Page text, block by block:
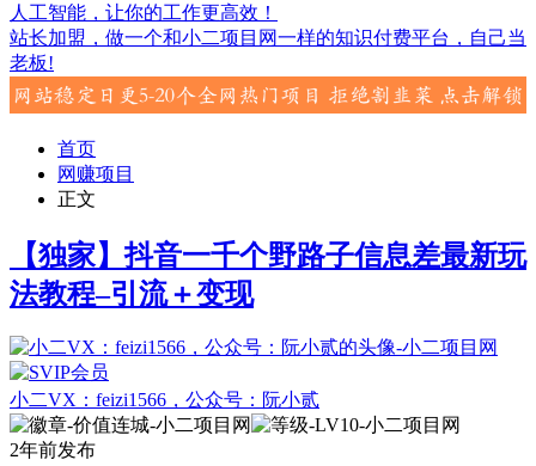
人工智能，让你的工作更高效！
站长加盟，做一个和小二项目网一样的知识付费平台，自己当
老板!
首页
网赚项目
正文
【独家】抖音一千个野路子信息差最新玩
法教程–引流＋变现
小二VX：feizi1566，公众号：阮小贰
2年前发布